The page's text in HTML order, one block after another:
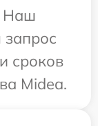
Наш
сроков
Midea.